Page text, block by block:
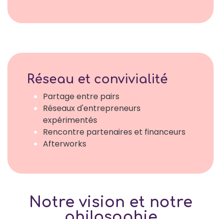
Réseau et convivialité
Partage entre pairs
Réseaux d'entrepreneurs
expérimentés
Rencontre partenaires et financeurs
Afterworks
Notre vision et notre